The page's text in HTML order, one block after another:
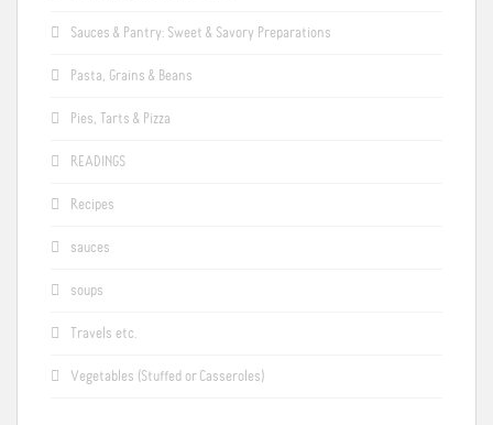
Sauces & Pantry: Sweet & Savory Preparations
Pasta, Grains & Beans
Pies, Tarts & Pizza
READINGS
Recipes
sauces
soups
Travels etc.
Vegetables (Stuffed or Casseroles)